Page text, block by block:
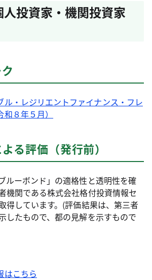
人投資家・機関投資家
ル・レジリエントファイナンス・フレ
８年５月）
る評価（発行前）
ルーボンド」の適格性と透明性を確
機関である株式会社格付投資情報セ
得しています。(評価結果は、第三者
したもので、都の見解を示すもので
はこちら